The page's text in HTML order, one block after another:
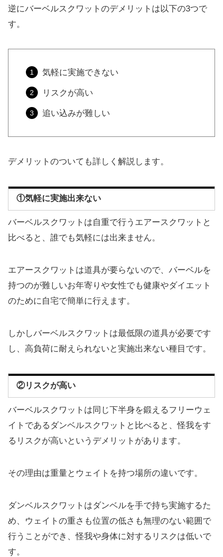
逆にバーベルスクワットのデメリットは以下の3つで
す。
気軽に実施できない
リスクが高い
追い込みが難しい
デメリットのついても詳しく解説します。
①気軽に実施出来ない
バーベルスクワットは自重で行うエアースクワットと
比べると、誰でも気軽には出来ません。
エアースクワットは道具が要らないので、バーベルを
持つのが難しいお年寄りや女性でも健康やダイエット
のために自宅で簡単に行えます。
しかしバーベルスクワットは最低限の道具が必要です
し、高負荷に耐えられないと実施出来ない種目です。
②リスクが高い
バーベルスクワットは同じ下半身を鍛えるフリーウェ
イトであるダンベルスクワットと比べると、怪我をす
るリスクが高いというデメリットがあります。
その理由は重量とウェイトを持つ場所の違いです。
ダンベルスクワットはダンベルを手で持ち実施するた
め、ウェイトの重さも位置の低さも無理のない範囲で
行うことができ、怪我や身体に対するリスクは低いで
す。